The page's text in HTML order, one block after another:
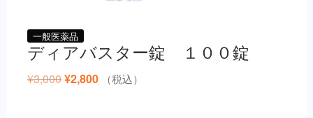
一般医薬品
ディアバスター錠 １００錠
¥3,000元
¥2,800現（税込）